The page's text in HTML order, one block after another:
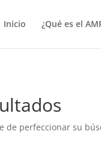
Inicio
¿Qué es el
de perfeccionar su